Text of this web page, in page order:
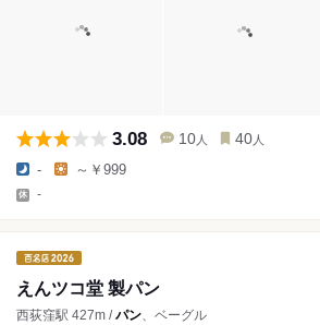
3.08 10 人 40 人
- ～￥999
-
えんツコ堂 製パン
西荻窪駅 427m /パン、ベーグル